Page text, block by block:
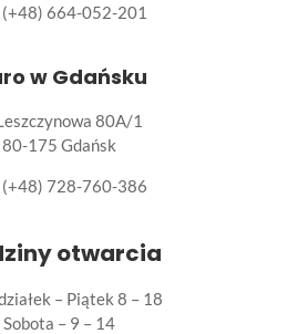
664-052-201
w Gdańsku
80A/1
80-175 Gdańsk
(+48) 728-760-386
otwarcia
– Piątek 8 – 18
Sobota – 9 – 14